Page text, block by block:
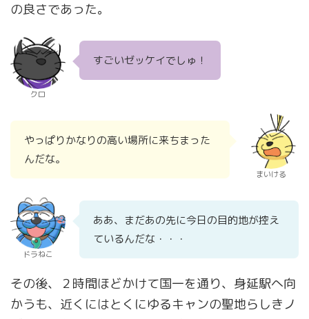
の良さであった。
クロ
すごいゼッケイでしゅ！
やっぱりかなりの高い場所に来ちまった
んだな。
まいける
ドラねこ
ああ、まだあの先に今日の目的地が控え
ているんだな・・・
その後、２時間ほどかけて国一を通り、身延駅へ向
かうも、近くにはとくにゆるキャンの聖地らしきノ